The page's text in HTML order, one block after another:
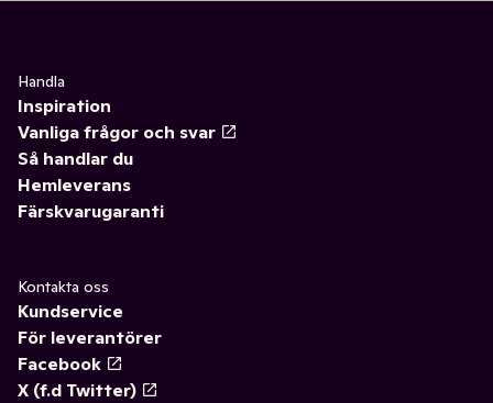
Handla
Inspiration
Vanliga frågor och svar
Så handlar du
Hemleverans
Färskvarugaranti
Kontakta oss
Kundservice
För leverantörer
Facebook
X (f.d Twitter)